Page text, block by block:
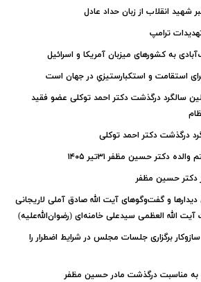
شهید انقلاب از زبان حداد عادل
ترامپ
به کشورهای میزبان آمریکا و اسرائیل
استقامت و استکبارستیزیِ در جهان است
سالگرد درگذشت دکتر احمد توکلی عضو فقید
درگذشت دکتر احمد توکلی
دکتر حسین مظفر ۳۱تیر ۱۴۰۵
دکتر حسین مظفر
و گفت‌وگوهای آیت ‌الله صادق آملی لاریجانی
الله العظمی سیدعلی خامنه‌ای (رضوان‌الله‌علیه)
برگزاری جلسات مجلس در شرایط اضطرار را
به مناسبت درگذشت مادر حسین مظفر